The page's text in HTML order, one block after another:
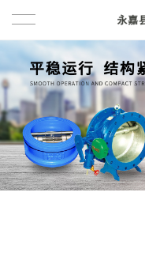
首页
产品与服务
水力控制阀
多功能水泵控制阀
关于我们
新闻动态